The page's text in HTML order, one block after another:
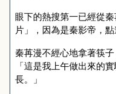
眼下的熱搜第一已經從
片」，因為是秦影帝，點
秦苒漫不經心地拿著筷
「這是我上午做出來的
長。」